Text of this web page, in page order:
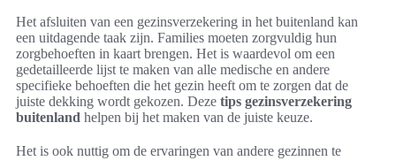
Het afsluiten van een gezinsverzekering in het buitenland kan
een uitdagende taak zijn. Families moeten zorgvuldig hun
zorgbehoeften in kaart brengen. Het is waardevol om een
gedetailleerde lijst te maken van alle medische en andere
specifieke behoeften die het gezin heeft om te zorgen dat de
juiste dekking wordt gekozen. Deze tips gezinsverzekering
buitenland helpen bij het maken van de juiste keuze.
Het is ook nuttig om de ervaringen van andere gezinnen te